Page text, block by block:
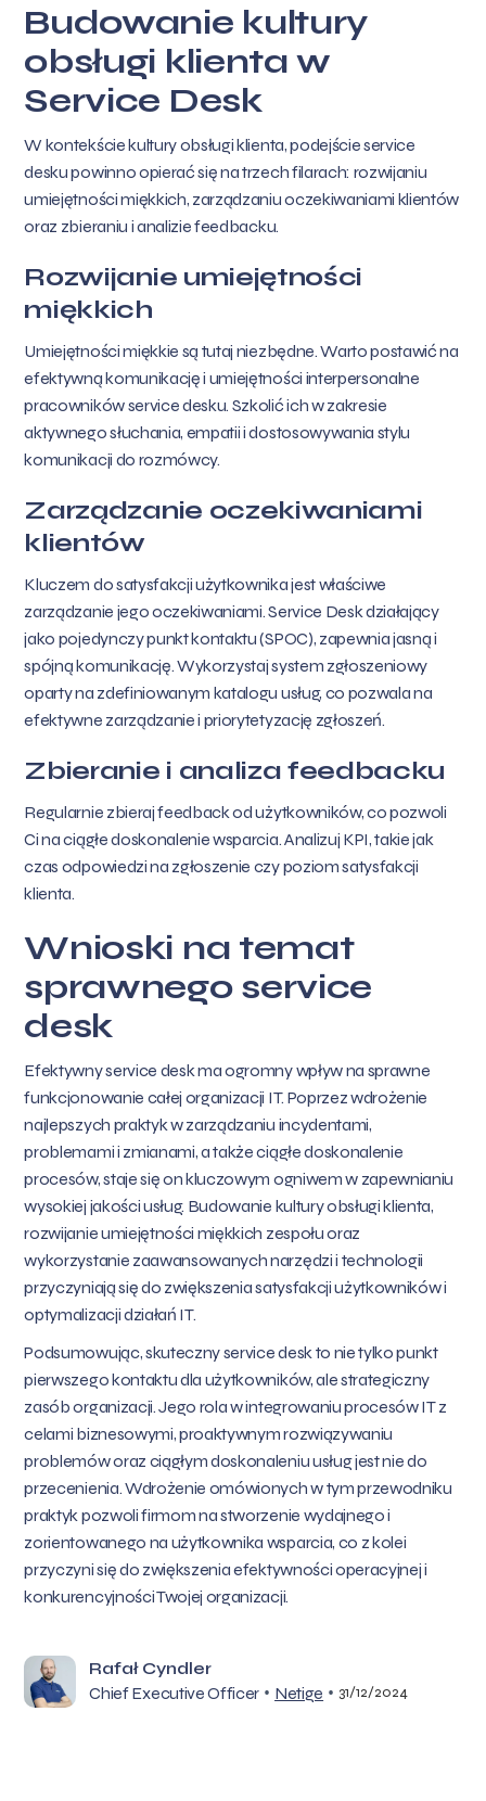
Budowanie kultury
obsługi klienta w
Service Desk
W kontekście kultury obsługi klienta, podejście service
desku powinno opierać się na trzech filarach: rozwijaniu
umiejętności miękkich, zarządzaniu oczekiwaniami klientów
oraz zbieraniu i analizie feedbacku.
Rozwijanie umiejętności
miękkich
Umiejętności miękkie są tutaj niezbędne. Warto postawić na
efektywną komunikację i umiejętności interpersonalne
pracowników service desku. Szkolić ich w zakresie
aktywnego słuchania, empatii i dostosowywania stylu
komunikacji do rozmówcy.
Zarządzanie oczekiwaniami
klientów
Kluczem do satysfakcji użytkownika jest właściwe
zarządzanie jego oczekiwaniami. Service Desk działający
jako pojedynczy punkt kontaktu (SPOC), zapewnia jasną i
spójną komunikację. Wykorzystaj system zgłoszeniowy
oparty na zdefiniowanym katalogu usług, co pozwala na
efektywne zarządzanie i priorytetyzację zgłoszeń.
Zbieranie i analiza feedbacku
Regularnie zbieraj feedback od użytkowników, co pozwoli
Ci na ciągłe doskonalenie wsparcia. Analizuj KPI, takie jak
czas odpowiedzi na zgłoszenie czy poziom satysfakcji
klienta.
Wnioski na temat
sprawnego service
desk
Efektywny service desk ma ogromny wpływ na sprawne
funkcjonowanie całej organizacji IT. Poprzez wdrożenie
najlepszych praktyk w zarządzaniu incydentami,
problemami i zmianami, a także ciągłe doskonalenie
procesów, staje się on kluczowym ogniwem w zapewnianiu
wysokiej jakości usług. Budowanie kultury obsługi klienta,
rozwijanie umiejętności miękkich zespołu oraz
wykorzystanie zaawansowanych narzędzi i technologii
przyczyniają się do zwiększenia satysfakcji użytkowników i
optymalizacji działań IT.
Podsumowując, skuteczny service desk to nie tylko punkt
pierwszego kontaktu dla użytkowników, ale strategiczny
zasób organizacji. Jego rola w integrowaniu procesów IT z
celami biznesowymi, proaktywnym rozwiązywaniu
problemów oraz ciągłym doskonaleniu usług jest nie do
przecenienia. Wdrożenie omówionych w tym przewodniku
praktyk pozwoli firmom na stworzenie wydajnego i
zorientowanego na użytkownika wsparcia, co z kolei
przyczyni się do zwiększenia efektywności operacyjnej i
konkurencyjności Twojej organizacji.
Rafał Cyndler
Chief Executive Officer • Netige • 31/12/2024